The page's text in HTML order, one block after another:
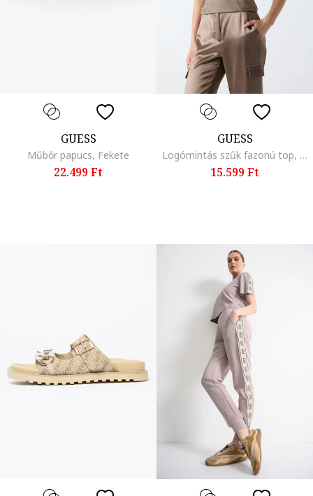
GUESS
Műbőr papucs, Fekete
22.499 Ft
GUESS
Logómintás szűk fazonú top, Aranyszín/Világosbarna
15.599 Ft